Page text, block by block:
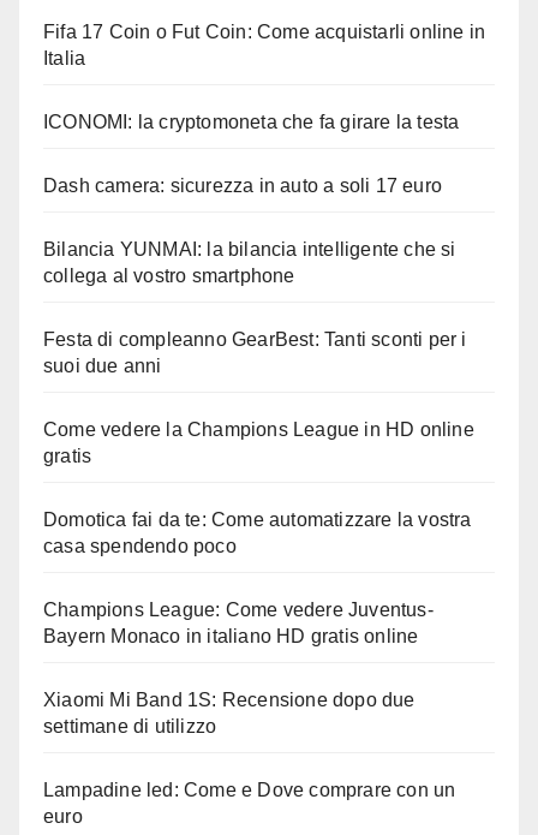
Fifa 17 Coin o Fut Coin: Come acquistarli online in
Italia
ICONOMI: la cryptomoneta che fa girare la testa
Dash camera: sicurezza in auto a soli 17 euro
Bilancia YUNMAI: la bilancia intelligente che si
collega al vostro smartphone
Festa di compleanno GearBest: Tanti sconti per i
suoi due anni
Come vedere la Champions League in HD online
gratis
Domotica fai da te: Come automatizzare la vostra
casa spendendo poco
Champions League: Come vedere Juventus-
Bayern Monaco in italiano HD gratis online
Xiaomi Mi Band 1S: Recensione dopo due
settimane di utilizzo
Lampadine led: Come e Dove comprare con un
euro